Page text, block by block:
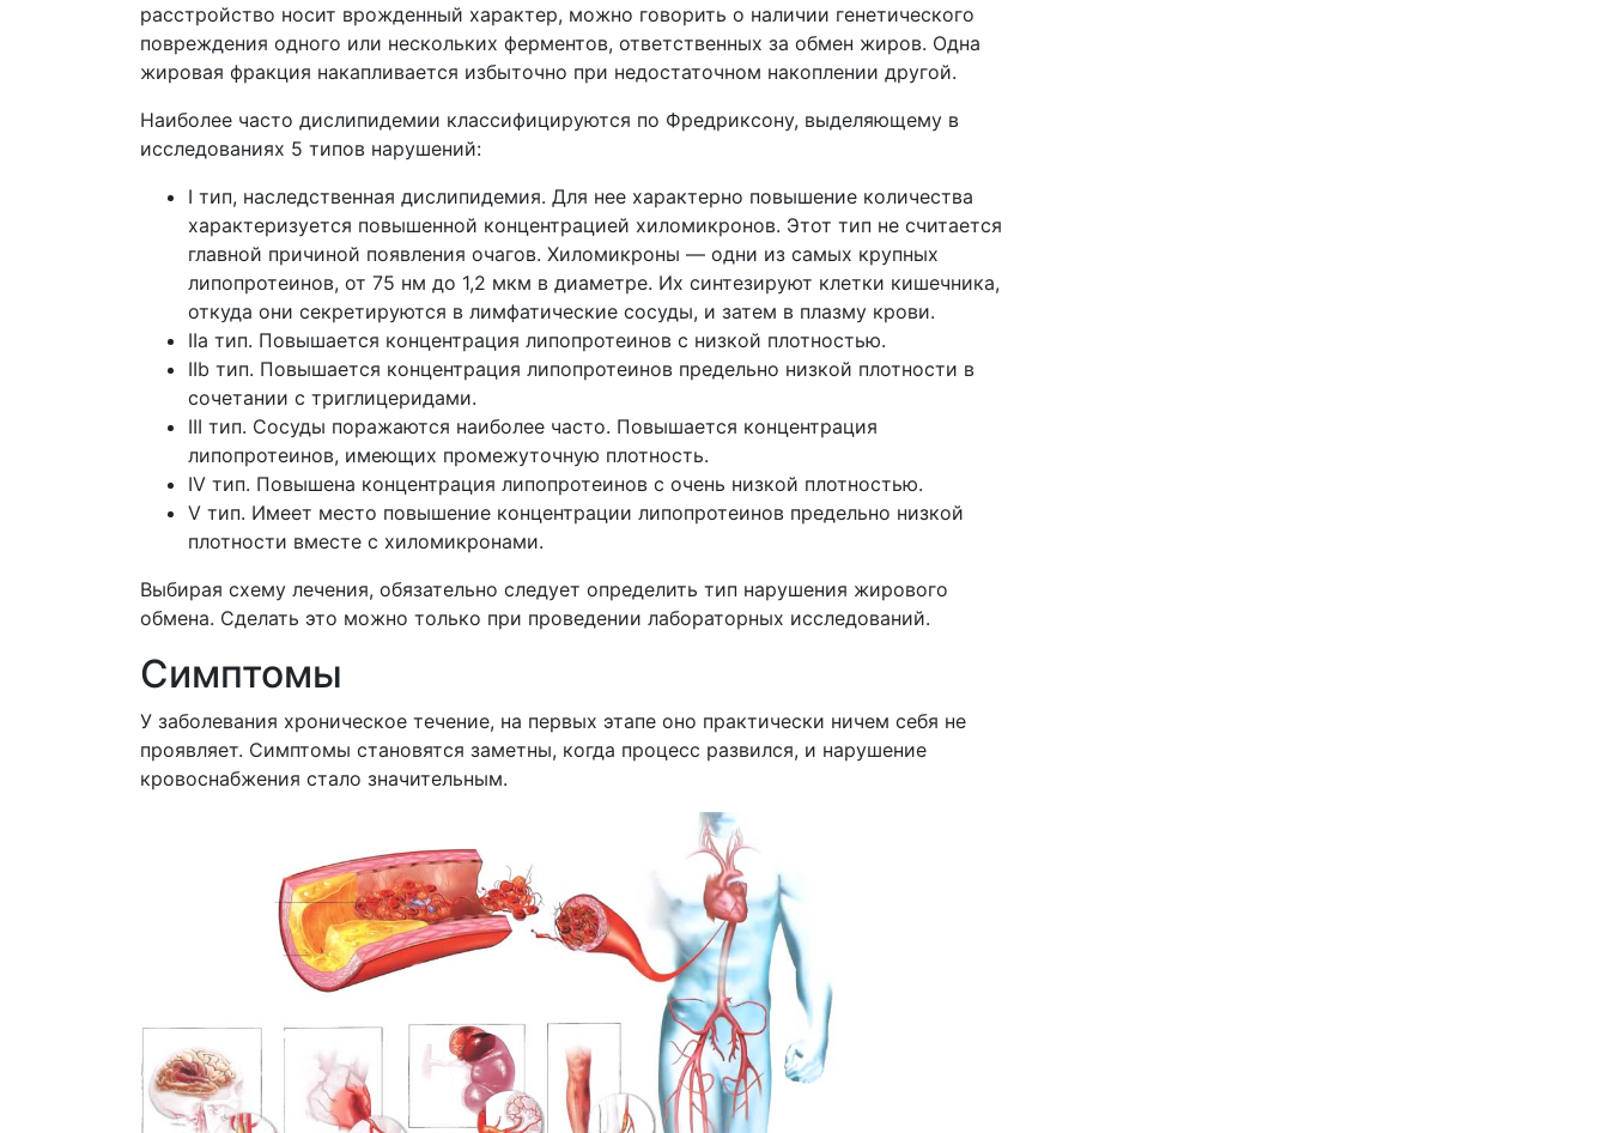
расстройство носит врожденный характер, можно говорить о наличии генетического
повреждения одного или нескольких ферментов, ответственных за обмен жиров. Одна
жировая фракция накапливается избыточно при недостаточном накоплении другой.
Наиболее часто дислипидемии классифицируются по Фредриксону, выделяющему в
исследованиях 5 типов нарушений:
I тип, наследственная дислипидемия. Для нее характерно повышение количества
характеризуется повышенной концентрацией хиломикронов. Этот тип не считается
главной причиной появления очагов. Хиломикроны — одни из самых крупных
липопротеинов, от 75 нм до 1,2 мкм в диаметре. Их синтезируют клетки кишечника,
откуда они секретируются в лимфатические сосуды, и затем в плазму крови.
IIa тип. Повышается концентрация липопротеинов с низкой плотностью.
IIb тип. Повышается концентрация липопротеинов предельно низкой плотности в
сочетании с триглицеридами.
III тип. Сосуды поражаются наиболее часто. Повышается концентрация
липопротеинов, имеющих промежуточную плотность.
IV тип. Повышена концентрация липопротеинов с очень низкой плотностью.
V тип. Имеет место повышение концентрации липопротеинов предельно низкой
плотности вместе с хиломикронами.
Выбирая схему лечения, обязательно следует определить тип нарушения жирового
обмена. Сделать это можно только при проведении лабораторных исследований.
Симптомы
У заболевания хроническое течение, на первых этапе оно практически ничем себя не
проявляет. Симптомы становятся заметны, когда процесс развился, и нарушение
кровоснабжения стало значительным.